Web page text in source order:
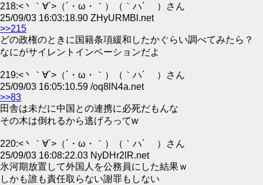
218:<丶｀∀´>（´・ω・｀）（｀ハ´ ）さん
25/09/03 16:03:18.90 ZHyURMBl.net
>>215
どの政権のときに国籍条項緩和したかぐらい調べてみたら？
なにがサイレントインベーションだよ
219:<丶｀∀´>（´・ω・｀）（｀ハ´ ）さん
25/09/03 16:05:10.59 /oq8lN4a.net
>>83
田舎は未だに中国との連携に必死だもんな
その木は倒れるから逃げろってw
220:<丶｀∀´>（´・ω・｀）（｀ハ´ ）さん
25/09/03 16:08:22.03 NyDHr2lR.net
氷河期放置して外国人を公務員にした結果ｗ
しかも誰も責任取らない謝罪もしない